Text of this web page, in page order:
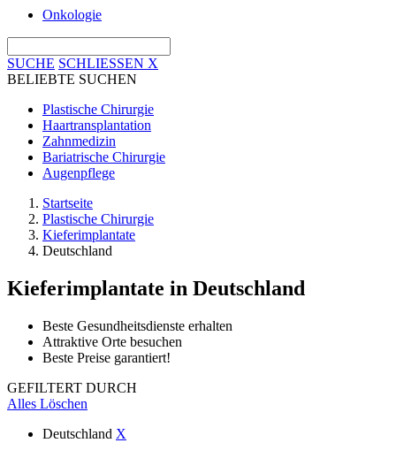
Onkologie
SUCHE SCHLIESSEN X
BELIEBTE SUCHEN
Plastische Chirurgie
Haartransplantation
Zahnmedizin
Bariatrische Chirurgie
Augenpflege
Startseite
Plastische Chirurgie
Kieferimplantate
Deutschland
Kieferimplantate in Deutschland
Beste Gesundheitsdienste erhalten
Attraktive Orte besuchen
Beste Preise garantiert!
GEFILTERT DURCH
Alles Löschen
Deutschland X